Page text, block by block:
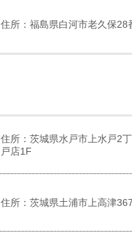
住所：福島県白河市老久保
住所：茨城県水戸市上水戸2
戸店1F
住所：茨城県土浦市上高津